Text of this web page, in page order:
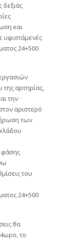
δεξιάς
και
υφιστάμενές
24+500
αρτηρίας,
την
αριστερό
των
φάσης
του
24+500
θα
το